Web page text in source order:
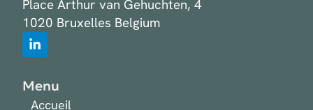
Place Arthur van Gehuchten, 4
1020 Bruxelles Belgium
Menu
Accueil